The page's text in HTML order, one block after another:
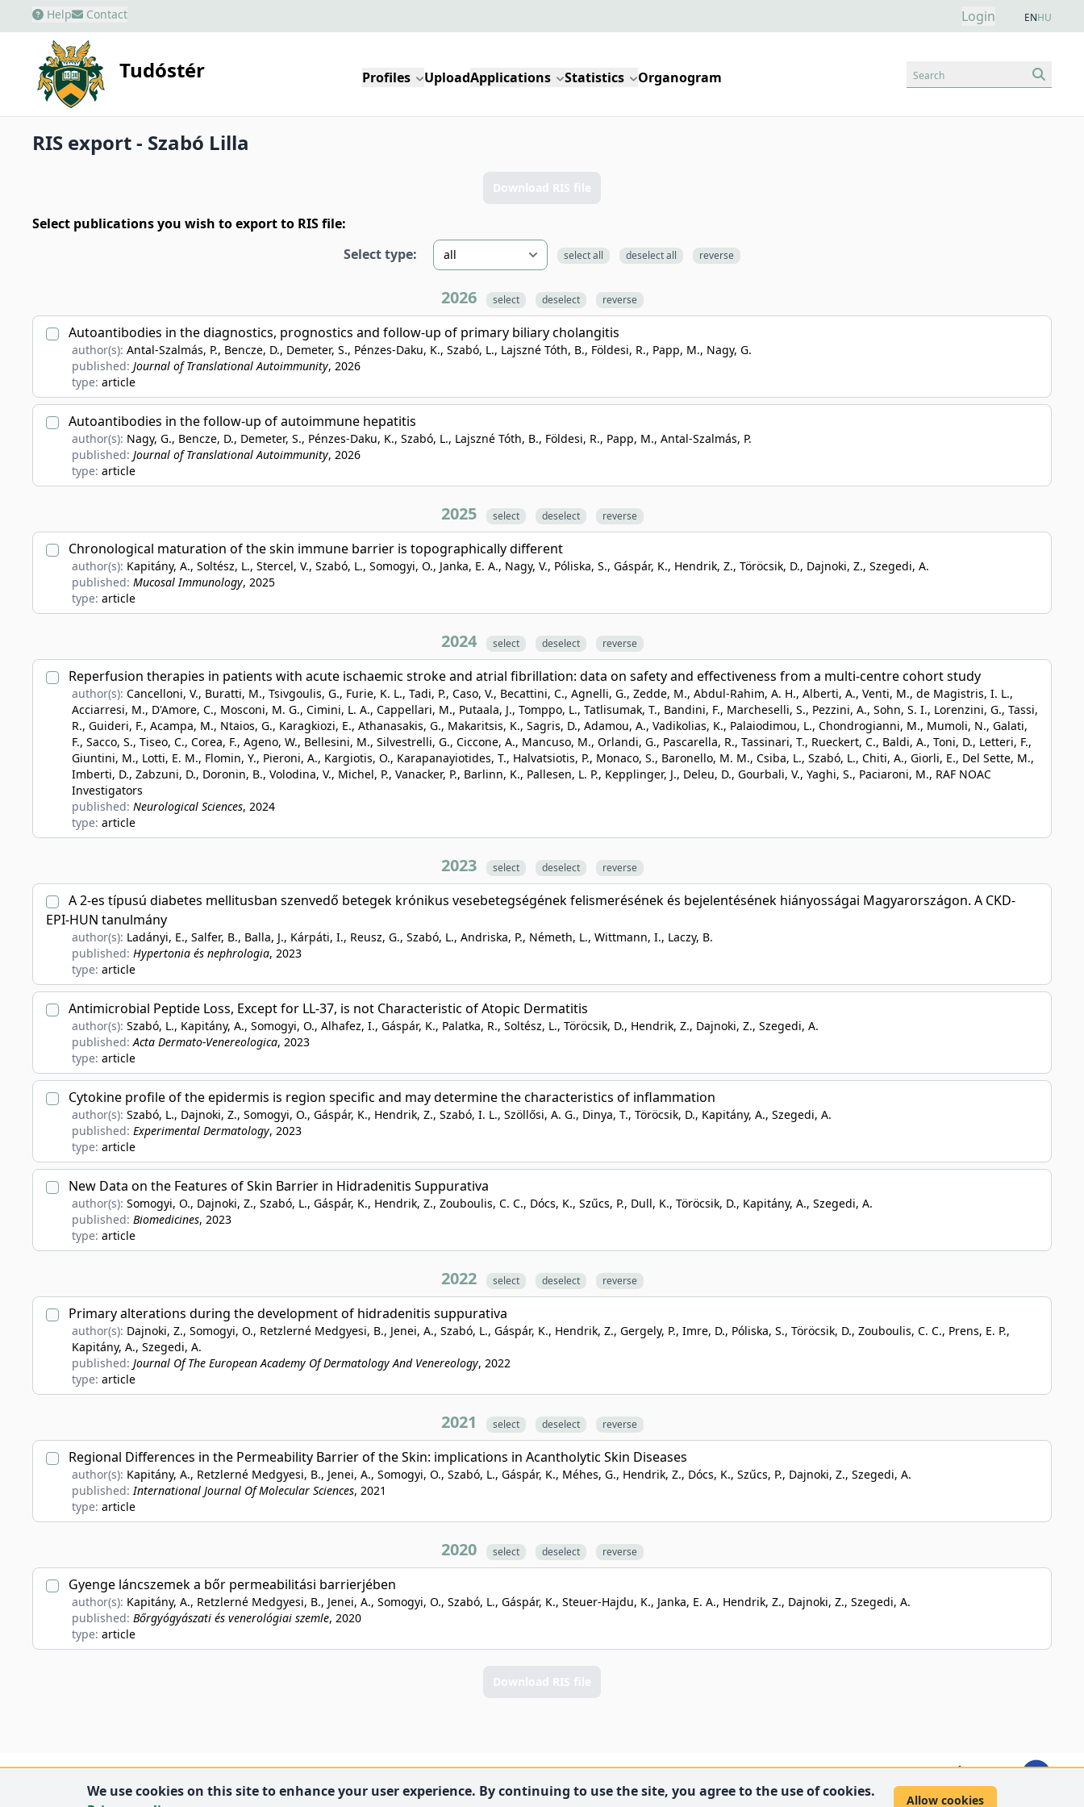
Help Contact Login ENHU
Tudóstér Profiles UploadApplications Statistics Organogram Search
RIS export - Szabó Lilla
Download RIS file
Select publications you wish to export to RIS file:
Select type:
select all deselect all reverse
2026 select deselect reverse
Autoantibodies in the diagnostics, prognostics and follow-up of primary biliary cholangitis
author(s): Antal-Szalmás, P., Bencze, D., Demeter, S., Pénzes-Daku, K., Szabó, L., Lajszné Tóth, B., Földesi, R., Papp, M., Nagy, G.
published: Journal of Translational Autoimmunity, 2026
type: article
Autoantibodies in the follow-up of autoimmune hepatitis
author(s): Nagy, G., Bencze, D., Demeter, S., Pénzes-Daku, K., Szabó, L., Lajszné Tóth, B., Földesi, R., Papp, M., Antal-Szalmás, P.
published: Journal of Translational Autoimmunity, 2026
type: article
2025 select deselect reverse
Chronological maturation of the skin immune barrier is topographically different
author(s): Kapitány, A., Soltész, L., Stercel, V., Szabó, L., Somogyi, O., Janka, E. A., Nagy, V., Póliska, S., Gáspár, K., Hendrik, Z., Töröcsik, D., Dajnoki, Z., Szegedi, A.
published: Mucosal Immunology, 2025
type: article
2024 select deselect reverse
Reperfusion therapies in patients with acute ischaemic stroke and atrial fibrillation: data on safety and effectiveness from a multi-centre cohort study
author(s): Cancelloni, V., Buratti, M., Tsivgoulis, G., Furie, K. L., Tadi, P., Caso, V., Becattini, C., Agnelli, G., Zedde, M., Abdul-Rahim, A. H., Alberti, A., Venti, M., de Magistris, I. L.,
Acciarresi, M., D'Amore, C., Mosconi, M. G., Cimini, L. A., Cappellari, M., Putaala, J., Tomppo, L., Tatlisumak, T., Bandini, F., Marcheselli, S., Pezzini, A., Sohn, S. I., Lorenzini, G., Tassi,
R., Guideri, F., Acampa, M., Ntaios, G., Karagkiozi, E., Athanasakis, G., Makaritsis, K., Sagris, D., Adamou, A., Vadikolias, K., Palaiodimou, L., Chondrogianni, M., Mumoli, N., Galati,
F., Sacco, S., Tiseo, C., Corea, F., Ageno, W., Bellesini, M., Silvestrelli, G., Ciccone, A., Mancuso, M., Orlandi, G., Pascarella, R., Tassinari, T., Rueckert, C., Baldi, A., Toni, D., Letteri, F.,
Giuntini, M., Lotti, E. M., Flomin, Y., Pieroni, A., Kargiotis, O., Karapanayiotides, T., Halvatsiotis, P., Monaco, S., Baronello, M. M., Csiba, L., Szabó, L., Chiti, A., Giorli, E., Del Sette, M.,
Imberti, D., Zabzuni, D., Doronin, B., Volodina, V., Michel, P., Vanacker, P., Barlinn, K., Pallesen, L. P., Kepplinger, J., Deleu, D., Gourbali, V., Yaghi, S., Paciaroni, M., RAF NOAC
Investigators
published: Neurological Sciences, 2024
type: article
2023 select deselect reverse
A 2-es típusú diabetes mellitusban szenvedő betegek krónikus vesebetegségének felismerésének és bejelentésének hiányosságai Magyarországon. A CKD-
EPI-HUN tanulmány
author(s): Ladányi, E., Salfer, B., Balla, J., Kárpáti, I., Reusz, G., Szabó, L., Andriska, P., Németh, L., Wittmann, I., Laczy, B.
published: Hypertonia és nephrologia, 2023
type: article
Antimicrobial Peptide Loss, Except for LL-37, is not Characteristic of Atopic Dermatitis
author(s): Szabó, L., Kapitány, A., Somogyi, O., Alhafez, I., Gáspár, K., Palatka, R., Soltész, L., Töröcsik, D., Hendrik, Z., Dajnoki, Z., Szegedi, A.
published:Acta Dermato-Venereologica, 2023
type: article
Cytokine profile of the epidermis is region specific and may determine the characteristics of inflammation
author(s): Szabó, L., Dajnoki, Z., Somogyi, O., Gáspár, K., Hendrik, Z., Szabó, I. L., Szöllősi, A. G., Dinya, T., Töröcsik, D., Kapitány, A., Szegedi, A.
published: Experimental Dermatology, 2023
type: article
New Data on the Features of Skin Barrier in Hidradenitis Suppurativa
author(s): Somogyi, O., Dajnoki, Z., Szabó, L., Gáspár, K., Hendrik, Z., Zouboulis, C. C., Dócs, K., Szűcs, P., Dull, K., Töröcsik, D., Kapitány, A., Szegedi, A.
published: Biomedicines, 2023
type: article
2022 select deselect reverse
Primary alterations during the development of hidradenitis suppurativa
author(s): Dajnoki, Z., Somogyi, O., Retzlerné Medgyesi, B., Jenei, A., Szabó, L., Gáspár, K., Hendrik, Z., Gergely, P., Imre, D., Póliska, S., Töröcsik, D., Zouboulis, C. C., Prens, E. P.,
Kapitány, A., Szegedi, A.
published: Journal Of The European Academy Of Dermatology And Venereology, 2022
type: article
2021 select deselect reverse
Regional Differences in the Permeability Barrier of the Skin: implications in Acantholytic Skin Diseases
author(s): Kapitány, A., Retzlerné Medgyesi, B., Jenei, A., Somogyi, O., Szabó, L., Gáspár, K., Méhes, G., Hendrik, Z., Dócs, K., Szűcs, P., Dajnoki, Z., Szegedi, A.
published:International Journal Of Molecular Sciences, 2021
type: article
2020 select deselect reverse
Gyenge láncszemek a bőr permeabilitási barrierjében
author(s): Kapitány, A., Retzlerné Medgyesi, B., Jenei, A., Somogyi, O., Szabó, L., Gáspár, K., Steuer-Hajdu, K., Janka, E. A., Hendrik, Z., Dajnoki, Z., Szegedi, A.
published: Bőrgyógyászati és venerológiai szemle, 2020
type: article
Download RIS file
We use cookies on this site to enhance your user experience. By continuing to use the site, you agree to the use of cookies.
Allow cookies